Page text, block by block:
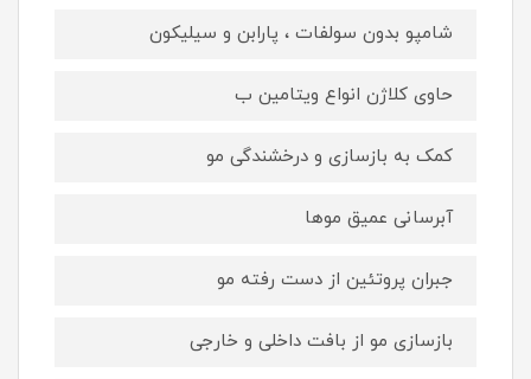
شامپو بدون سولفات ، پارابن و سیلیکون
حاوی کلاژن انواع ویتامین ب
کمک به بازسازی و درخشندگی مو
آبرسانی عمیق موها
جبران پروتئین از دست رفته مو
بازسازی مو از بافت داخلی و خارجی